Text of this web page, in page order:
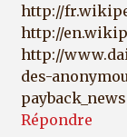
http://
http://
http://
des-
Répondre